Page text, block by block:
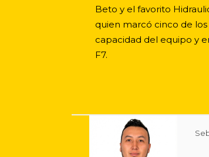
Beto y el favorito
quien marcó cinco de
capacidad del equipo y
F7.